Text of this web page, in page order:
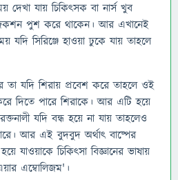
যায় চিকিত্‍সক বা নার্স খুব
পুশ করে থাকেন। আর এখানেই
যদি সিরিঞ্জে হাওয়া ঢুকে যায় তাহলে
তা যদি শিরায় প্রবেশ করে তাহলে ওই
দিতে পারে শিরাকে। আর এটি হয়ে
যদি বন্ধ হয়ে না যায় তাহলেও
আর এই বুদবুদ অর্থাত্‍ বাষ্পের
যাওয়াকে চিকিত্‍সা বিজ্ঞানের ভাষায়
এম্বোলিজম'।